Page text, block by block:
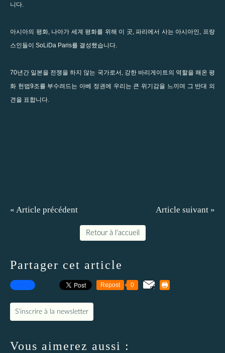
니다.
아시아의 평화, 나아가 세계 평화를 위해 이 곳, 파리에서 사는 아시아인, 프랑
스인들이 SoLiDa Paris를 결성했습니다.
70년간 일본을 전쟁을 하지 않는 국가로서, 강한 바리게이트의 역할을 해온 평
화 헌법9조를 부수려드는 아베 정권에 우리는 큰 위기감을 느끼며 그 반대 의
견을 표합니다.
« Article précédent Article suivant »
Retour à l'accueil
Partager cet article
Repost 0
S'inscrire à la newsletter
Vous aimerez aussi :